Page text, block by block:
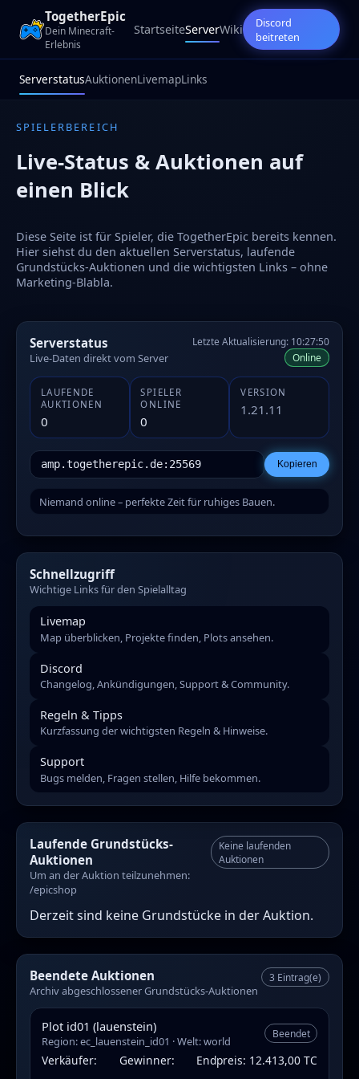
TogetherEpic
Dein Minecraft-
Erlebnis
StartseiteServerWiki
Discord
beitreten
ServerstatusAuktionenLivemapLinks
SPIELERBEREICH
Live-Status & Auktionen auf
einen Blick
Diese Seite ist für Spieler, die TogetherEpic bereits kennen.
Hier siehst du den aktuellen Serverstatus, laufende
Grundstücks-Auktionen und die wichtigsten Links – ohne
Marketing-Blabla.
Serverstatus
Live-Daten direkt vom Server
Letzte Aktualisierung: 10:27:50
Online
LAUFENDE
AUKTIONEN
0
SPIELER
ONLINE
0
VERSION
1.21.11
amp.togetherepic.de:25569 Kopieren
Niemand online – perfekte Zeit für ruhiges Bauen.
Schnellzugriff
Wichtige Links für den Spielalltag
Livemap
Map überblicken, Projekte finden, Plots ansehen.
Discord
Changelog, Ankündigungen, Support & Community.
Regeln & Tipps
Kurzfassung der wichtigsten Regeln & Hinweise.
Support
Bugs melden, Fragen stellen, Hilfe bekommen.
Laufende Grundstücks-
Auktionen
Um an der Auktion teilzunehmen:
/epicshop
Keine laufenden
Auktionen
Derzeit sind keine Grundstücke in der Auktion.
Beendete Auktionen
Archiv abgeschlossener Grundstücks-Auktionen
3 Eintrag(e)
Plot id01 (lauenstein)
Region: ec_lauenstein_id01 · Welt: world
Beendet
Verkäufer: Gewinner: Endpreis: 12.413,00 TC